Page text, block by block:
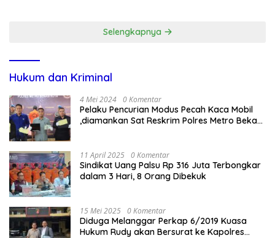
Selengkapnya
Hukum dan Kriminal
4 Mei 2024 0 Komentar
Pelaku Pencurian Modus Pecah Kaca Mobil
,diamankan Sat Reskrim Polres Metro Bekasi
11 April 2025 0 Komentar
Sindikat Uang Palsu Rp 316 Juta Terbongkar
dalam 3 Hari, 8 Orang Dibekuk
15 Mei 2025 0 Komentar
Diduga Melanggar Perkap 6/2019 Kuasa
Hukum Rudy akan Bersurat ke Kapolres